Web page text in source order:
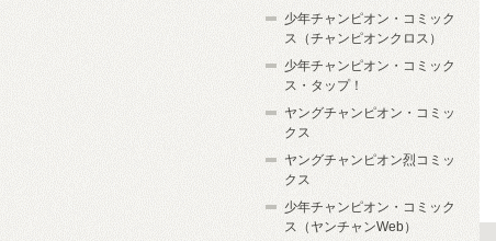
少年チャンピオン・コミック
ス（チャンピオンクロス）
少年チャンピオン・コミック
ス・タップ！
ヤングチャンピオン・コミッ
クス
ヤングチャンピオン烈コミッ
クス
少年チャンピオン・コミック
ス（ヤンチャンWeb）